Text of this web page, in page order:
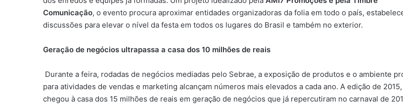
Comunicação, o evento procura aproximar entidades organizadoras da folia em todo o país,
discussões para elevar o nível da festa em todos os lugares do Brasil e também no exterior.
Geração de negócios ultrapassa a casa dos 10 milhões de reais
Durante a feira, rodadas de negócios mediadas pelo Sebrae, a exposição de produtos e o ambiente
para atividades de vendas e marketing alcançam números mais elevados a cada ano. A edição de 2015,
chegou à casa dos 15 milhões de reais em geração de negócios que já repercutiram no carnaval de